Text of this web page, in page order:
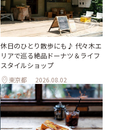
休日のひとり散歩にも♪ 代々木エ
リアで巡る絶品ドーナツ＆ライフ
スタイルショップ
東京都 2026.08.02